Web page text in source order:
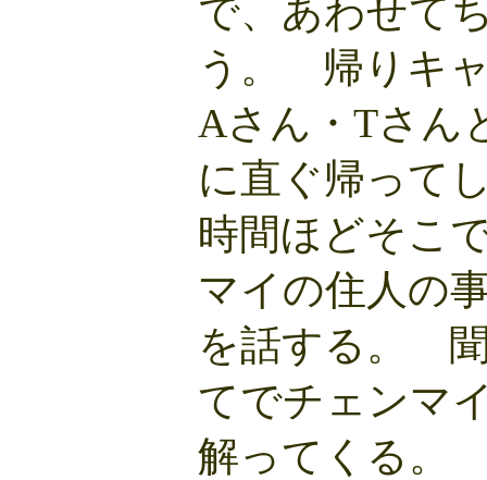
で、あわせて
う。 帰りキ
Aさん・Tさ
に直ぐ帰って
時間ほどそこ
マイの住人の
を話する。
てでチェンマ
解ってくる。